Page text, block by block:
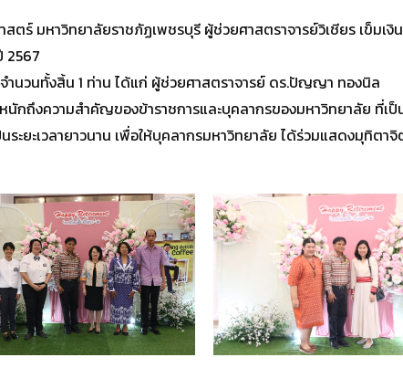
ร์ มหาวิทยาลัยราชภัฏเพชรบุรี ผู้ช่วยศาสตราจารย์วิเชียร เข็มเ
2567
นวนทั้งสิ้น 1 ท่าน ได้แก่ ผู้ช่วยศาสตราจารย์ ดร.ปัญญา ทองนิล
นักถึงความสำคัญของข้าราชการและบุคลากรของมหาวิทยาลัย ที่
ะยะเวลายาวนาน เพื่อให้บุคลากรมหาวิทยาลัย ได้ร่วมแสดงมุทิต